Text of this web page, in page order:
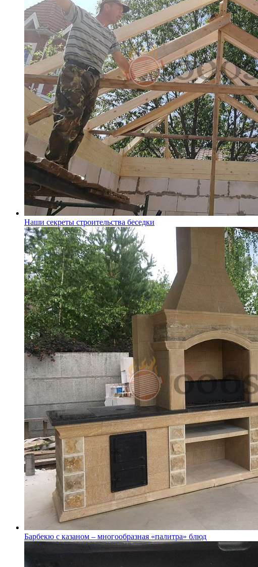
Наши секреты строительства беседки
Барбекю с казаном – многообразная «палитра» блюд